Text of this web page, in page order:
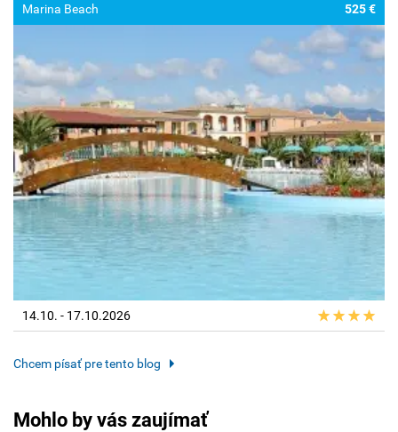
Marina Beach 525 €
14.10. - 17.10.2026
Chcem písať pre tento blog
Mohlo by vás zaujímať